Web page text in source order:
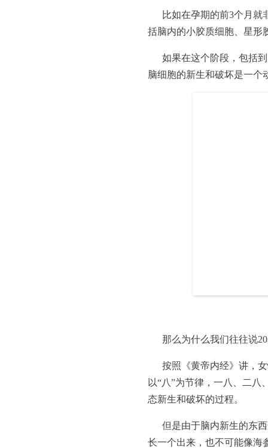
比如在孕期的前3个月就
括脑内的小胶质细胞、星形
如果在这个阶段，包括
脑细胞的新生和破坏是一个
那么为什么我们往往说
按照《黄帝内经》讲，
以“八”为节律，一八、二
态新生和破坏的过程。
但是由于脑内新生的东
长一个出来，也不可能像海